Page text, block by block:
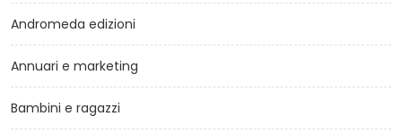
Andromeda edizioni
Annuari e marketing
Bambini e ragazzi